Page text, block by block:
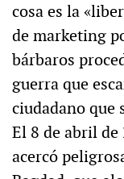
cosa es la
de marketing
bárbaros
guerra que
ciudadano que
El 8 de abril de
acercó